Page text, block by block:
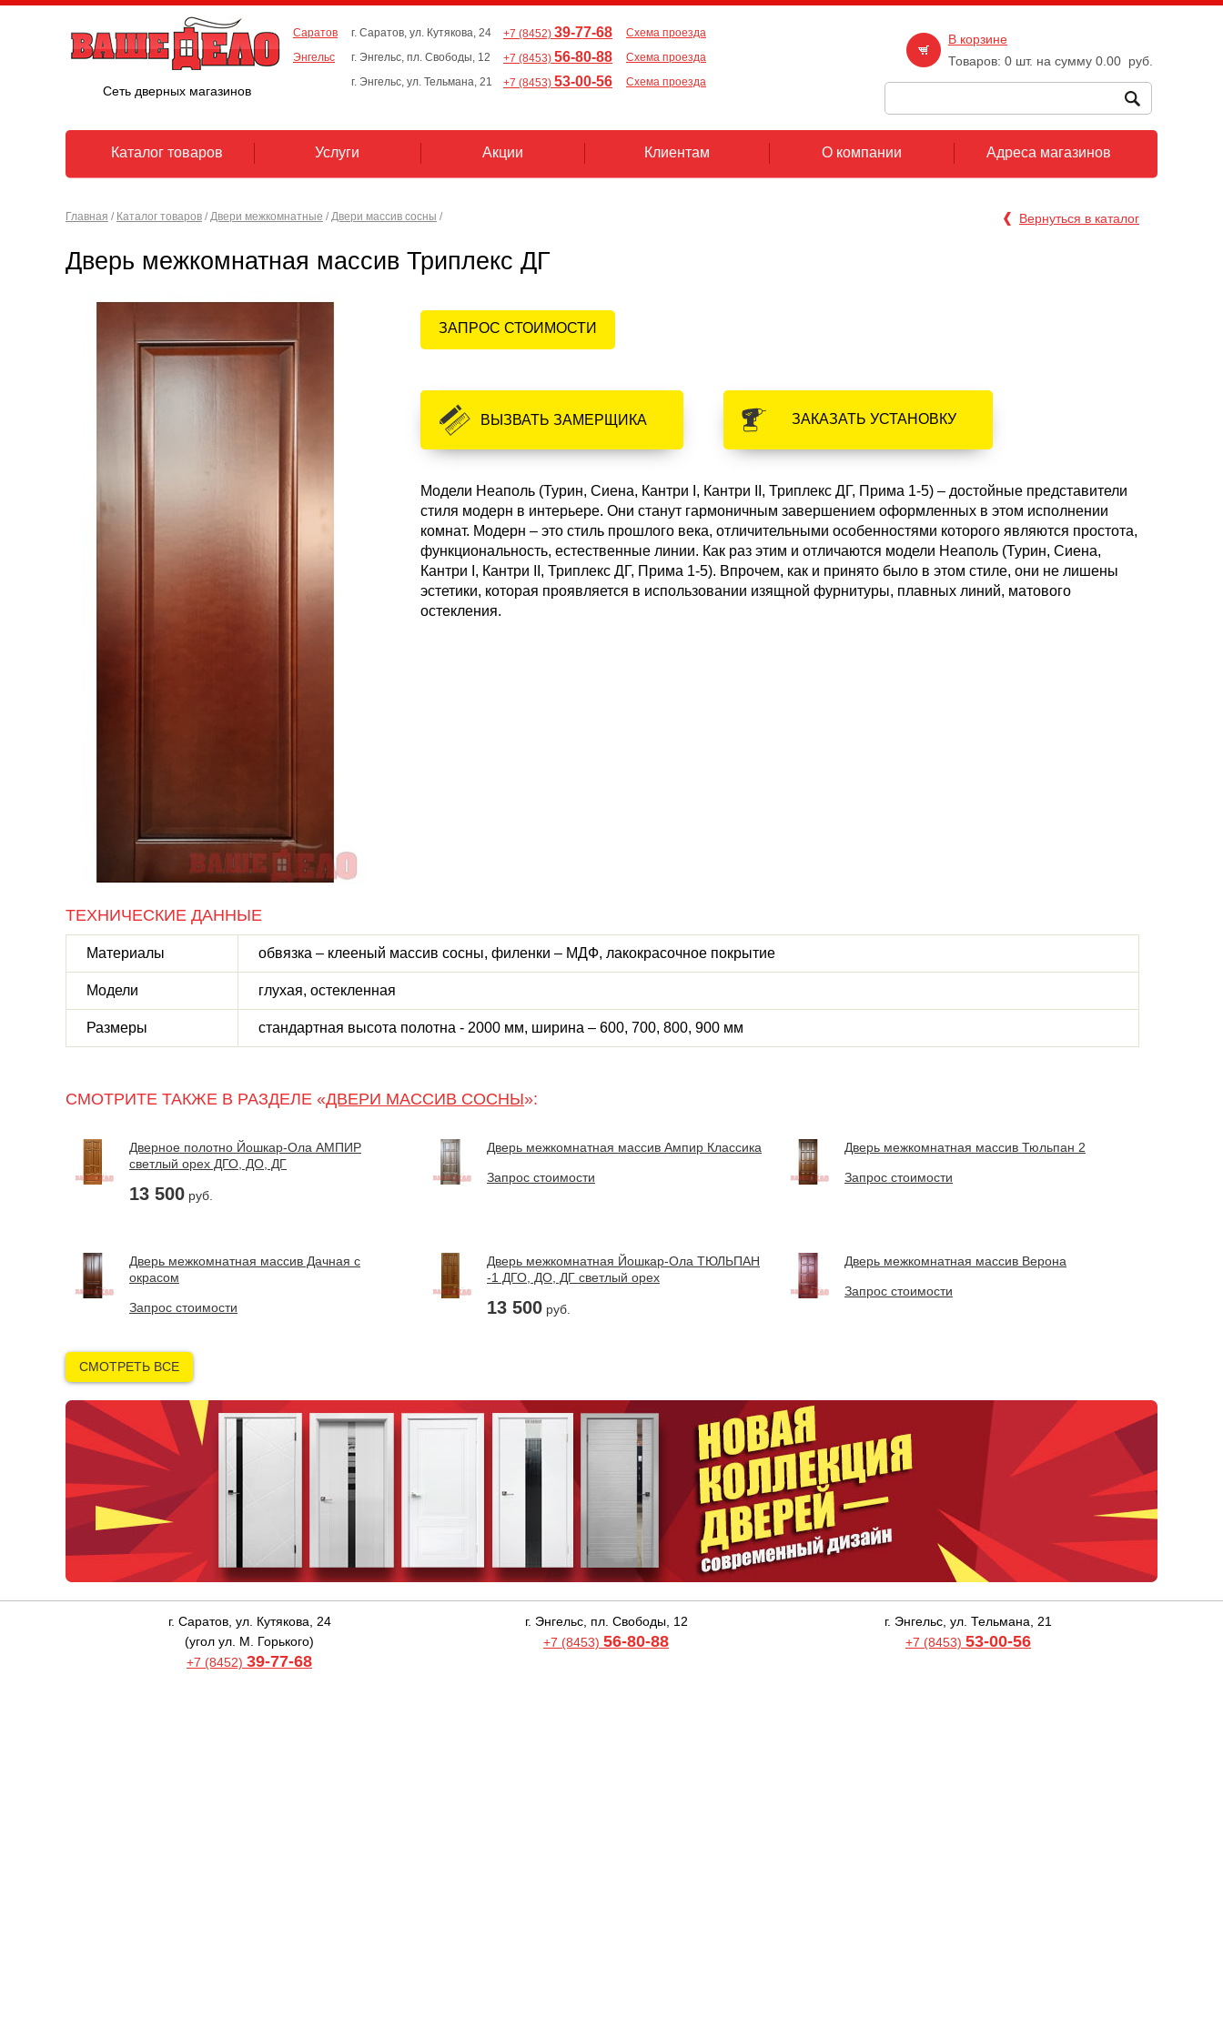
Главная / Каталог товаров / Двери межкомнатные / Двери массив сосны / Вернуться в каталог
Дверь межкомнатная массив Триплекс ДГ
ЗАПРОС СТОИМОСТИ
ВЫЗВАТЬ ЗАМЕРЩИКА ЗАКАЗАТЬ УСТАНОВКУ
Модели Неаполь (Турин, Сиена, Кантри I, Кантри II, Триплекс ДГ, Прима 1-5) – достойные представители
стиля модерн в интерьере. Они станут гармоничным завершением оформленных в этом исполнении
комнат. Модерн – это стиль прошлого века, отличительными особенностями которого являются простота,
функциональность, естественные линии. Как раз этим и отличаются модели Неаполь (Турин, Сиена,
Кантри I, Кантри II, Триплекс ДГ, Прима 1-5). Впрочем, как и принято было в этом стиле, они не лишены
эстетики, которая проявляется в использовании изящной фурнитуры, плавных линий, матового
остекления.
ТЕХНИЧЕСКИЕ ДАННЫЕ
Материалы обвязка – клееный массив сосны, филенки – МДФ, лакокрасочное покрытие
Модели глухая, остекленная
Размеры стандартная высота полотна - 2000 мм, ширина – 600, 700, 800, 900 мм
СМОТРИТЕ ТАКЖЕ В РАЗДЕЛЕ «ДВЕРИ МАССИВ СОСНЫ»:
Дверное полотно Йошкар-Ола АМПИР
светлый орех ДГО, ДО, ДГ
13 500 руб.
Дверь межкомнатная массив Ампир Классика
Запрос стоимости
Дверь межкомнатная массив Тюльпан 2
Запрос стоимости
Дверь межкомнатная массив Дачная с
окрасом
Запрос стоимости
Дверь межкомнатная Йошкар-Ола ТЮЛЬПАН
-1 ДГО, ДО, ДГ светлый орех
13 500 руб.
Дверь межкомнатная массив Верона
Запрос стоимости
СМОТРЕТЬ ВСЕ
Сеть дверных магазинов
Саратов
Энгельс
г. Саратов, ул. Кутякова, 24 +7 (8452) 39-77-68
Схема проезда
г. Энгельс, пл. Свободы, 12
+7 (8453) 56-80-88
Схема проезда
г. Энгельс, ул. Тельмана, 21
+7 (8453) 53-00-56 Схема проезда
В корзине
Товаров: 0 шт. на сумму 0.00 руб.
Каталог товаров Услуги Акции Клиентам О компании Адреса магазинов
г. Саратов, ул. Кутякова, 24
(угол ул. М. Горького)
+7 (8452) 39-77-68
г. Энгельс, пл. Свободы, 12
+7 (8453) 56-80-88
г. Энгельс, ул. Тельмана, 21
+7 (8453) 53-00-56